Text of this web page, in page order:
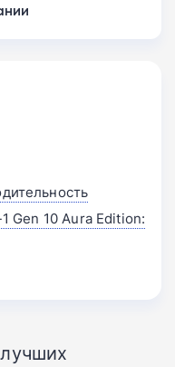
Gen 10 Aura Edition: